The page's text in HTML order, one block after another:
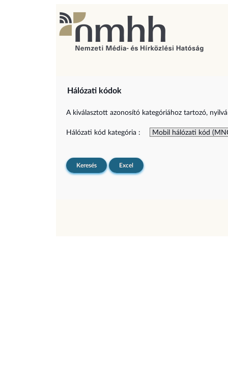
Hálózati kódok
A kiválasztott azonosító kategóriához tartozó,
Hálózati kód kategória :
Keresés Excel